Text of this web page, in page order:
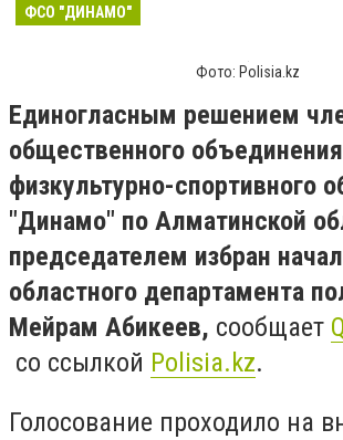
ФСО "ДИНАМО"
Фото: Polisia.kz
Единогласным решением
общественного объединения
физкультурно-спортивного
"Динамо" по Алматинской
председателем избран
областного департамента
Мейрам Абикеев, сообщает
со ссылкой Polisia.kz.
Голосование проходило на